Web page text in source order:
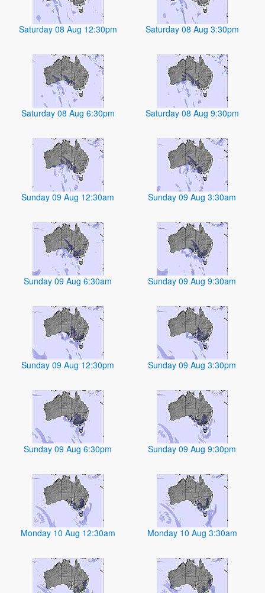
Saturday 08 Aug 12:30pm Saturday 08 Aug 3:30pm
Saturday 08 Aug 6:30pm Saturday 08 Aug 9:30pm
Sunday 09 Aug 12:30am Sunday 09 Aug 3:30am
Sunday 09 Aug 6:30am Sunday 09 Aug 9:30am
Sunday 09 Aug 12:30pm Sunday 09 Aug 3:30pm
Sunday 09 Aug 6:30pm Sunday 09 Aug 9:30pm
Monday 10 Aug 12:30am Monday 10 Aug 3:30am